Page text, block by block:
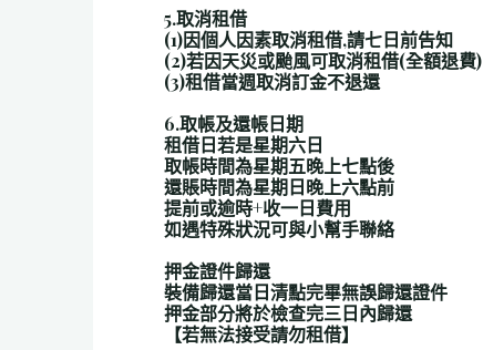
5.取消租借
(1)因個人因素取消租借,請七日前告知
(2)若因天災或颱風可取消租借(全額退費)
(3)租借當週取消訂金不退還
6.取帳及還帳日期
租借日若是星期六日
取帳時間為星期五晚上七點後
還賬時間為星期日晚上六點前
提前或逾時+收一日費用
如遇特殊狀況可與小幫手聯絡
押金證件歸還
裝備歸還當日清點完畢無誤歸還證件
押金部分將於檢查完三日內歸還
【若無法接受請勿租借】